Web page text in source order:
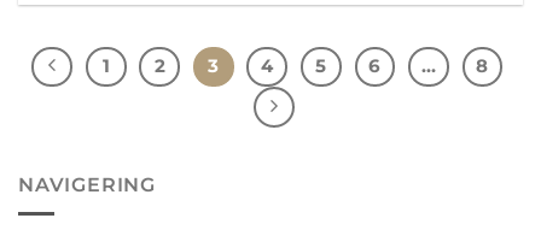
1 2 3 4 5 6 … 8
NAVIGERING